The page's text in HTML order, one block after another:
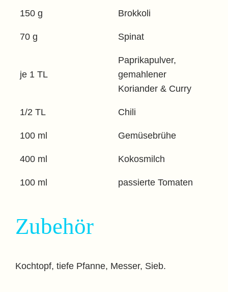
150 g Brokkoli
70 g Spinat
je 1 TL
Paprikapulver,
gemahlener
Koriander & Curry
1/2 TL Chili
100 ml Gemüsebrühe
400 ml Kokosmilch
100 ml passierte Tomaten
Zubehör
Kochtopf, tiefe Pfanne, Messer, Sieb.